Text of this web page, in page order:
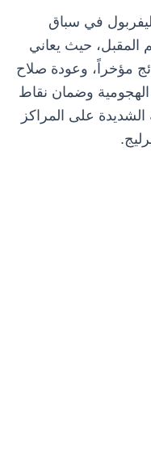
في سباق
المقبل، حيث يعاني
مؤخراً، وعودة صلاح
الهجومية وضمان نقاط
الشديدة على المراكز